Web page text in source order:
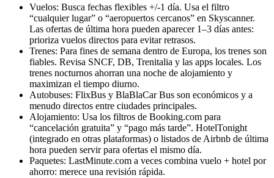
Vuelos: Busca fechas flexibles +/-1 día. Usa el filtro
“cualquier lugar” o “aeropuertos cercanos” en Skyscanner.
Las ofertas de última hora pueden aparecer 1–3 días antes:
prioriza vuelos directos para evitar retrasos.
Trenes: Para fines de semana dentro de Europa, los trenes son
fiables. Revisa SNCF, DB, Trenitalia y las apps locales. Los
trenes nocturnos ahorran una noche de alojamiento y
maximizan el tiempo diurno.
Autobuses: FlixBus y BlaBlaCar Bus son económicos y a
menudo directos entre ciudades principales.
Alojamiento: Usa los filtros de Booking.com para
“cancelación gratuita” y “pago más tarde”. HotelTonight
(integrado en otras plataformas) o listados de Airbnb de última
hora pueden servir para ofertas el mismo día.
Paquetes: LastMinute.com a veces combina vuelo + hotel por
ahorro: merece una revisión rápida.